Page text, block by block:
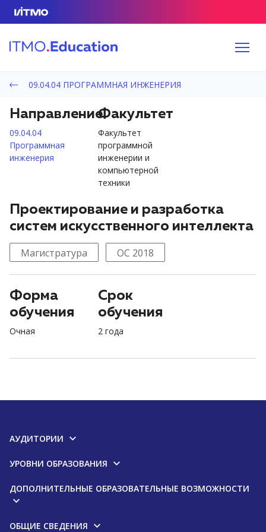
09.04.04 ПРОГРАММНАЯ ИНЖЕНЕРИЯ
Направление
09.04.04
Программная
инженерия
Факультет
Факультет
программной
инженерии и
компьютерной
техники
Проектирование и разработка
систем искусственного интеллекта
Магистратура ОС 2018
Форма
обучения
Очная
Срок
обучения
2 года
АУДИТОРИИ
УРОВНИ ОБРАЗОВАНИЯ
ДОПОЛНИТЕЛЬНЫЕ ОБРАЗОВАТЕЛЬНЫЕ ВОЗМОЖНОСТИ
ОБЩИЕ СВЕДЕНИЯ